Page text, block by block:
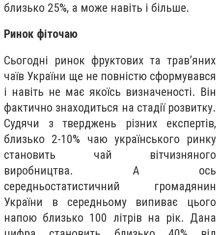
близько 25%, а може навіть і більше.
Ринок фіточаю
Сьогодні ринок фруктових та трав’яних
чаїв України ще не повністю сформувався
і навіть не має якоїсь визначеності. Він
фактично знаходиться на стадії розвитку.
Судячи з тверджень різних експертів,
близько 2-10% чаю українського ринку
становить чай вітчизняного
виробництва. А ось
середньостатистичний громадянин
України в середньому випиває цього
напою близько 100 літрів на рік. Дана